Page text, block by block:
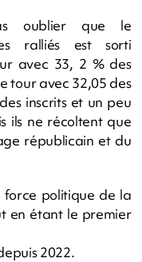
oublier que le
ralliés est sorti
avec 33, 2 % des
tour avec 32,05 des
inscrits et un peu
ils ne récoltent que
républicain et du
force politique de la
en étant le premier
2022.